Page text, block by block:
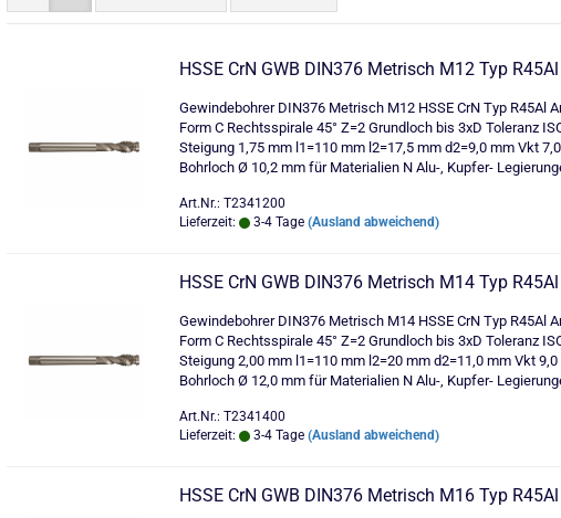
HSSE CrN GWB DIN376 Metrisch M12 Typ R45Al
Gewindebohrer DIN376 Metrisch M12 HSSE CrN Typ R45Al
Form C Rechtsspirale 45° Z=2 Grundloch bis 3xD Toleranz
Steigung 1,75 mm l1=110 mm l2=17,5 mm d2=9,0 mm Vkt
Bohrloch Ø 10,2 mm für Materialien N Alu-, Kupfer-
Art.Nr.: T2341200
Lieferzeit:
3-4 Tage (Ausland abweichend)
HSSE CrN GWB DIN376 Metrisch M14 Typ R45Al
Gewindebohrer DIN376 Metrisch M14 HSSE CrN Typ R45Al
Form C Rechtsspirale 45° Z=2 Grundloch bis 3xD Toleranz
Steigung 2,00 mm l1=110 mm l2=20 mm d2=11,0 mm Vkt 9,0
Bohrloch Ø 12,0 mm für Materialien N Alu-, Kupfer-
Art.Nr.: T2341400
Lieferzeit:
3-4 Tage (Ausland abweichend)
HSSE CrN GWB DIN376 Metrisch M16 Typ R45Al